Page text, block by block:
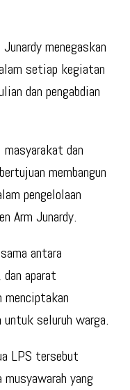
menegaskan
setiap kegiatan
dan pengabdian
masyarakat dan
membangun
pengelolaan
Arm Junardy.
antara
aparat
menciptakan
untuk seluruh warga.
LPS tersebut
musyawarah yang